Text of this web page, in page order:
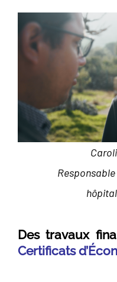
Des travaux
Certificats